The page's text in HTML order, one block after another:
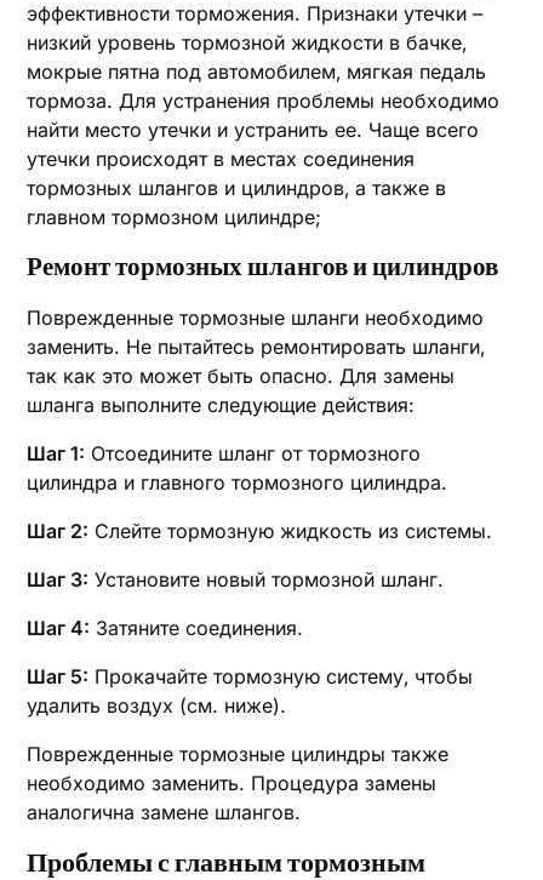
эффективности торможения. Признаки утечки –
низкий уровень тормозной жидкости в бачке‚
мокрые пятна под автомобилем‚ мягкая педаль
тормоза. Для устранения проблемы необходимо
найти место утечки и устранить ее. Чаще всего
утечки происходят в местах соединения
тормозных шлангов и цилиндров‚ а также в
главном тормозном цилиндре;
Ремонт тормозных шлангов и цилиндров
Поврежденные тормозные шланги необходимо
заменить. Не пытайтесь ремонтировать шланги‚
так как это может быть опасно. Для замены
шланга выполните следующие действия:
Шаг 1: Отсоедините шланг от тормозного
цилиндра и главного тормозного цилиндра.
Шаг 2: Слейте тормозную жидкость из системы.
Шаг 3: Установите новый тормозной шланг.
Шаг 4: Затяните соединения.
Шаг 5: Прокачайте тормозную систему‚ чтобы
удалить воздух (см. ниже).
Поврежденные тормозные цилиндры также
необходимо заменить. Процедура замены
аналогична замене шлангов.
Проблемы с главным тормозным